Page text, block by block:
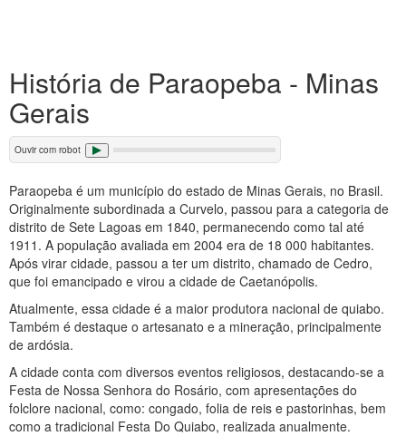
História de Paraopeba - Minas
Gerais
Ouvir com robot
Paraopeba é um município do estado de Minas Gerais, no Brasil.
Originalmente subordinada a Curvelo, passou para a categoria de
distrito de Sete Lagoas em 1840, permanecendo como tal até
1911. A população avaliada em 2004 era de 18 000 habitantes.
Após virar cidade, passou a ter um distrito, chamado de Cedro,
que foi emancipado e virou a cidade de Caetanópolis.
Atualmente, essa cidade é a maior produtora nacional de quiabo.
Também é destaque o artesanato e a mineração, principalmente
de ardósia.
A cidade conta com diversos eventos religiosos, destacando-se a
Festa de Nossa Senhora do Rosário, com apresentações do
folclore nacional, como: congado, folia de reis e pastorinhas, bem
como a tradicional Festa Do Quiabo, realizada anualmente.